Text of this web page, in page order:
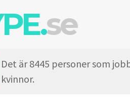
se
Det är 8445 personer som
kvinnor.